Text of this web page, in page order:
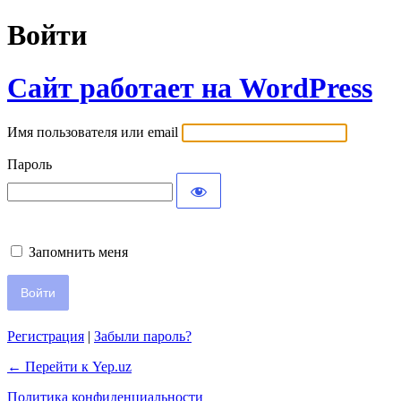
Войти
Сайт работает на WordPress
Имя пользователя или email
Пароль
Запомнить меня
Регистрация | Забыли пароль?
← Перейти к Yep.uz
Политика конфиденциальности